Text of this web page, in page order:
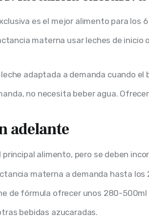
es el mejor alimento para los
materna usar leches de
adaptada a demanda cuando
no necesita beber agua.
adelante
principal alimento, pero se deben
materna a demanda hasta los
de fórmula ofrecer unos 280-
bebidas azucaradas.